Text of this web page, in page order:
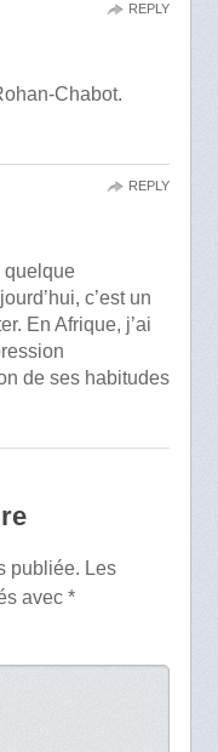
Chabot.
REPLY
quelque
c’est un
En Afrique, j’ai
de ses habitudes
REPLY
publiée. Les
avec *